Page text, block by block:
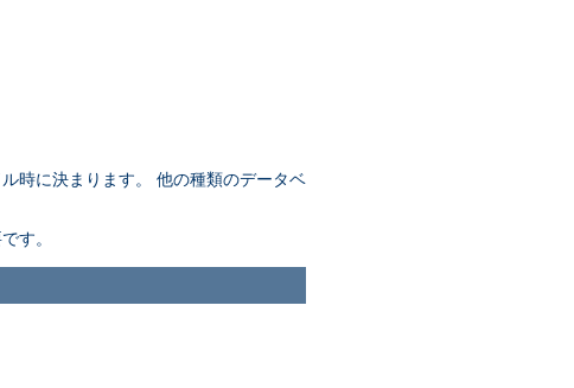
時に決まります。 他の種類のデータベ
す。